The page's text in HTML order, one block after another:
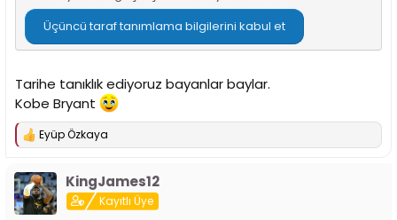
Üçüncü taraf tanımlama bilgilerini kabul et
Tarihe tanıklık ediyoruz bayanlar baylar.
Kobe Bryant
T
k
i
l
Eyüp Özkaya
KingJames12
Kayıtlı Üye